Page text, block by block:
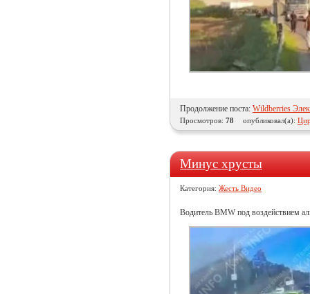
Продолжение поста: Wildberries
Просмотров: 78 опубликовал(а):
Минус хрусты
Категория: Жесть Видео
Водитель BMW под воздействием